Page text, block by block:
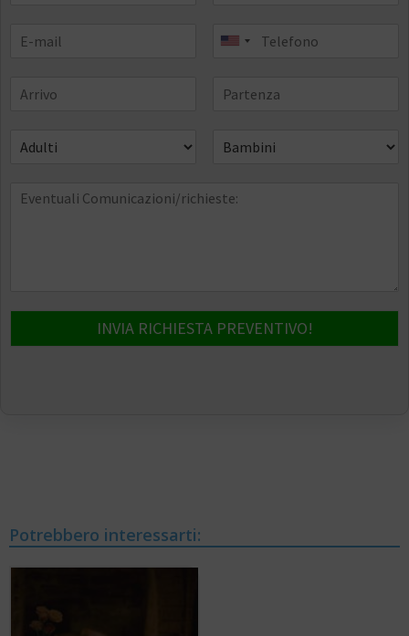
INVIA RICHIESTA PREVENTIVO!
Potrebbero interessarti: